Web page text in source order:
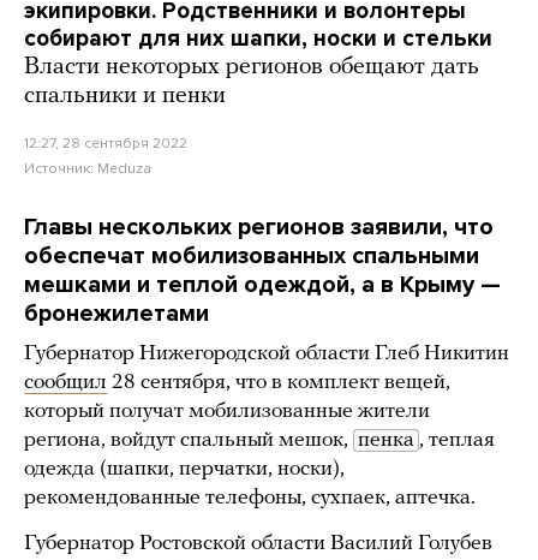
экипировки. Родственники и волонтеры
собирают для них шапки, носки и стельки
Власти некоторых регионов обещают дать
спальники и пенки
12:27, 28 сентября 2022
Источник: Meduza
Главы нескольких регионов заявили, что
обеспечат мобилизованных спальными
мешками и теплой одеждой, а в Крыму —
бронежилетами
Губернатор Нижегородской области Глеб Никитин
сообщил 28 сентября, что в комплект вещей,
который получат мобилизованные жители
региона, войдут спальный мешок, пенка , теплая
одежда (шапки, перчатки, носки),
рекомендованные телефоны, сухпаек, аптечка.
Губернатор Ростовской области Василий Голубев